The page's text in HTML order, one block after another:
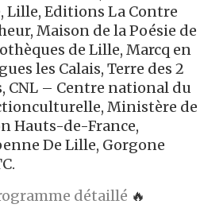
Lille, Editions La Contre
Maison de la Poésie de
de Lille, Marcq en
les Calais, Terre des 2
CNL – Centre national du
Ministère de
Hauts-de-France,
De Lille, Gorgone
détaillé 🔥